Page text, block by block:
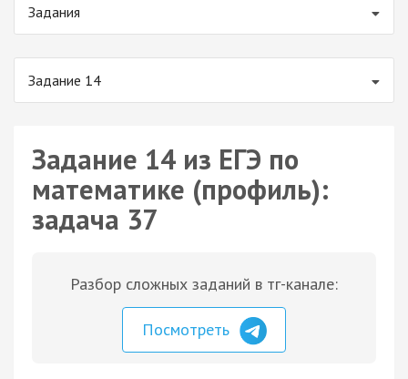
Задания
Задание 14
Задание 14 из ЕГЭ по
математике (профиль):
задача 37
Разбор сложных заданий в тг-канале:
Посмотреть